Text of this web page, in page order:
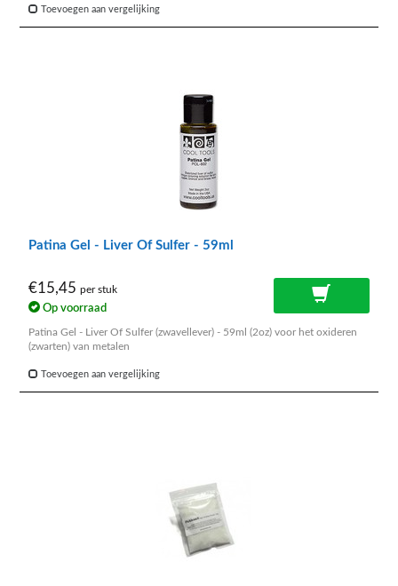
Spoel het daarna goed af onder de kraan.
Toevoegen aan vergelijking
Patina Gel - Liver Of Sulfer - 59ml
€15,45 per stuk
Op voorraad
Patina Gel - Liver Of Sulfer (zwavellever) - 59ml (2oz) voor het oxideren
(zwarten) van metalen
Toevoegen aan vergelijking